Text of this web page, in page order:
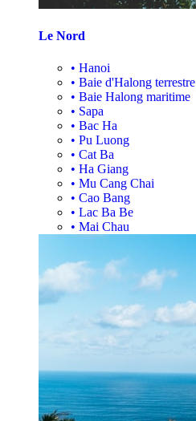
Le Nord
• Hanoi
• Baie d'Halong terrestre
• Baie Halong maritime
• Sapa
• Bac Ha
• Pu Luong
• Cat Ba
• Ha Giang
• Mu Cang Chai
• Cao Bang
• Lac Ba Be
• Mai Chau